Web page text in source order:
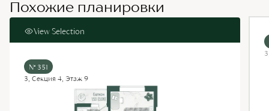
Похожие планировки
View Selection
№ 351
3, Секция 4, Этаж 9